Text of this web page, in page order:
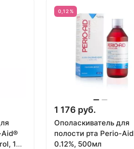
Aid®
150
0,12%
1 176 руб.
Ополаскиватель для
полости рта Perio-Aid
0.12%, 500мл